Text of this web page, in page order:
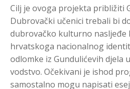
Cilj je ovoga projekta približiti
Dubrovački učenici trebali bi
dubrovačko kulturno nasljeđe
hrvatskoga nacionalnog
odlomke iz Gundulićevih djela
vodstvo. Očekivani je ishod
samostalno mogu napisati